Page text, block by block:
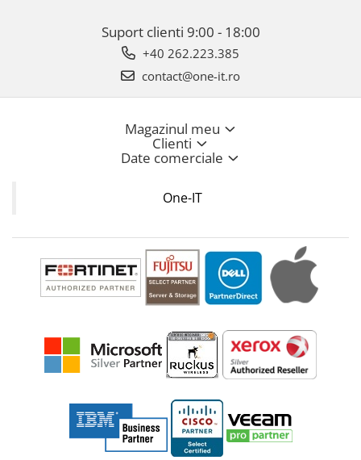
Suport clienti 9:00 - 18:00
+40 262.223.385
contact@one-it.ro
Magazinul meu
Clienti
Date comerciale
One-IT